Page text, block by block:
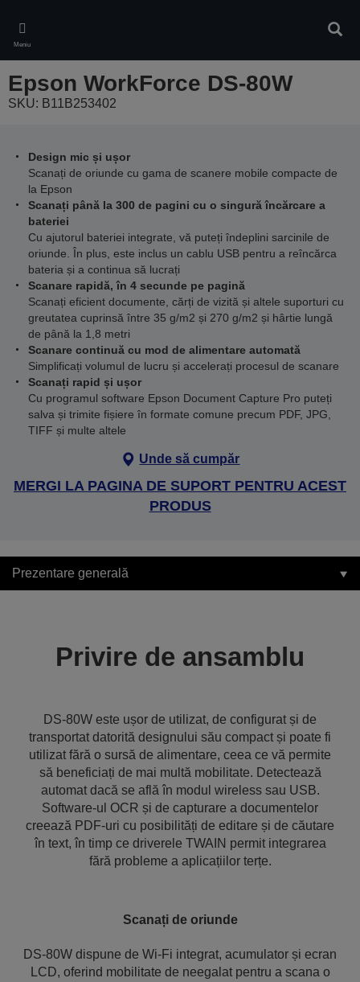
main
content
Meniu
Epson WorkForce DS-80W
SKU: B11B253402
Design mic și ușor
Scanați de oriunde cu gama de scanere mobile compacte de
la Epson
Scanați până la 300 de pagini cu o singură încărcare a
bateriei
Cu ajutorul bateriei integrate, vă puteți îndeplini sarcinile de
oriunde. În plus, este inclus un cablu USB pentru a reîncărca
bateria și a continua să lucrați
Scanare rapidă, în 4 secunde pe pagină
Scanați eficient documente, cărți de vizită și altele suporturi cu
greutatea cuprinsă între 35 g/m2 și 270 g/m2 și hârtie lungă
de până la 1,8 metri
Scanare continuă cu mod de alimentare automată
Simplificați volumul de lucru și accelerați procesul de scanare
Scanați rapid și ușor
Cu programul software Epson Document Capture Pro puteți
salva și trimite fișiere în formate comune precum PDF, JPG,
TIFF și multe altele
Unde să cumpăr
MERGI LA PAGINA DE SUPORT PENTRU ACEST
PRODUS
Prezentare generală
Privire de ansamblu
DS-80W este ușor de utilizat, de configurat și de
transportat datorită designului său compact și poate fi
utilizat fără o sursă de alimentare, ceea ce vă permite
să beneficiați de mai multă mobilitate. Detectează
automat dacă se află în modul wireless sau USB.
Software-ul OCR și de capturare a documentelor
creează PDF-uri cu posibilități de editare și de căutare
în text, în timp ce driverele TWAIN permit integrarea
fără probleme a aplicațiilor terțe.
Scanați de oriunde
DS-80W dispune de Wi-Fi integrat, acumulator și ecran
LCD, oferind mobilitate de neegalat pentru a scana o